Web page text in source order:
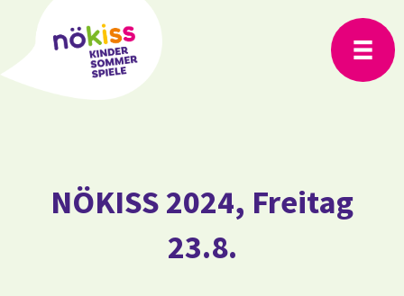
NÖKISS 2024, Freitag
23.8.